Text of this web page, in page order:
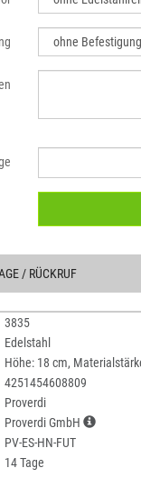
/ RÜCKRUF
3835
Edelstahl
Höhe: 18 cm,
4251454608809
Proverdi
Proverdi GmbH
PV-ES-HN-FUT
14 Tage